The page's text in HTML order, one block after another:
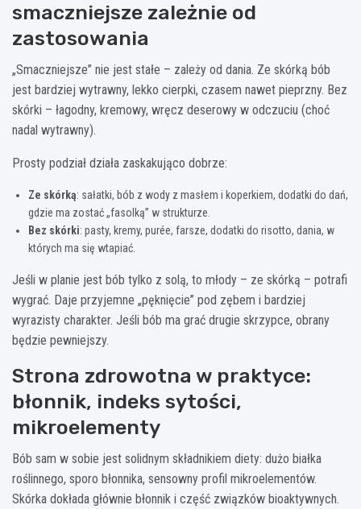
smaczniejsze zależnie od
zastosowania
„Smaczniejsze” nie jest stałe – zależy od dania. Ze skórką bób
jest bardziej wytrawny, lekko cierpki, czasem nawet pieprzny. Bez
skórki – łagodny, kremowy, wręcz deserowy w odczuciu (choć
nadal wytrawny).
Prosty podział działa zaskakująco dobrze:
Ze skórką: sałatki, bób z wody z masłem i koperkiem, dodatki do dań,
gdzie ma zostać „fasolką” w strukturze.
Bez skórki: pasty, kremy, purée, farsze, dodatki do risotto, dania, w
których ma się wtapiać.
Jeśli w planie jest bób tylko z solą, to młody – ze skórką – potrafi
wygrać. Daje przyjemne „pęknięcie” pod zębem i bardziej
wyrazisty charakter. Jeśli bób ma grać drugie skrzypce, obrany
będzie pewniejszy.
Strona zdrowotna w praktyce:
błonnik, indeks sytości,
mikroelementy
Bób sam w sobie jest solidnym składnikiem diety: dużo białka
roślinnego, sporo błonnika, sensowny profil mikroelementów.
Skórka dokłada głównie błonnik i część związków bioaktywnych.